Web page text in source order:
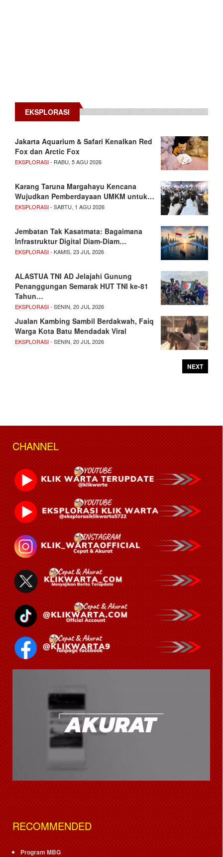
EKSPLORASI
Jakarta Aquarium & Safari Kenalkan Red
Fox dan Arctic Fox
EKSPLORASI- RABU, 5 AGU 2026
Karang Taruna Margahayu Kencana
Wujudkan Pemberdayaan UMKM untuk…
EKSPLORASI- SABTU, 1 AGU 2026
Jembatan Tak Kasatmata: Bagaimana
Infrastruktur Digital Diam-Diam…
EKSPLORASI- KAMIS, 23 JUL 2026
ALASTUA TNI AD Jelajahi Gunung
Penanggungan Semarak HUT TNI ke-81
Tahun…
EKSPLORASI- SENIN, 20 JUL 2026
Jualan Kambing Sambil Berdakwah, Faiq
Warga Kota Batu Mendadak Viral
EKSPLORASI- SENIN, 20 JUL 2026
NEXT
CHANNEL
RECOMMENDED
Program MBG